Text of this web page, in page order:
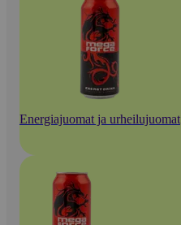
Energiajuomat ja urheilujuomat